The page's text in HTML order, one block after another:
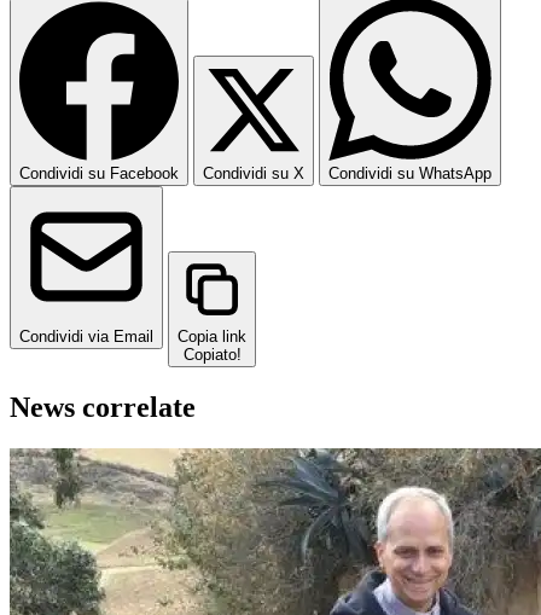
Condividi su Facebook Condividi su X Condividi su WhatsApp
Condividi via Email
Copia link
Copiato!
News correlate